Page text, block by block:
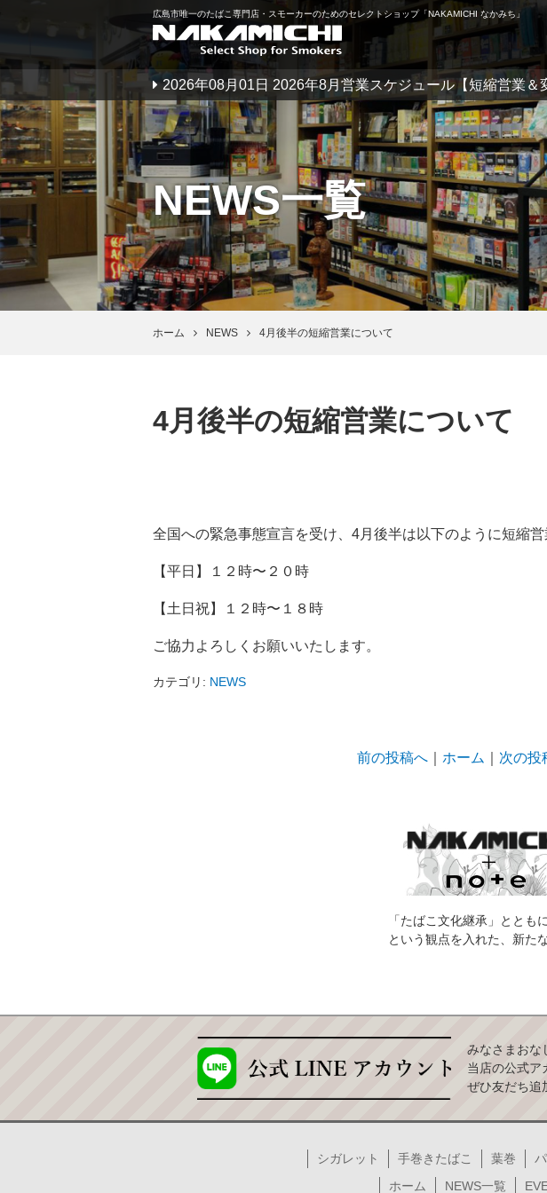
広島市唯一のたばこ専門店・スモーカーのためのセレクトショップ「NAKAMICHI なかみち」
2026年08月01日 2026年8月営業スケジュール【短縮営業＆
NEWS一覧
ホーム NEWS 4月後半の短縮営業について
4月後半の短縮営業について
全国への緊急事態宣言を受け、4月後半は以下のように短縮営
【平日】１２時〜２０時
【土日祝】１２時〜１８時
ご協力よろしくお願いいたします。
カテゴリ: NEWS
前の投稿へ ホーム 次の投
「たばこ文化継承」ととも
という観点を入れた、新た
みなさまおな
当店の公式ア
ぜひ友だち追
シガレット 手巻きたばこ 葉巻
ホーム
NEWS一覧